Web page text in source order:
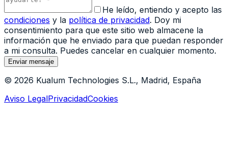
He leído, entiendo y acepto las
condiciones y la política de privacidad. Doy mi
consentimiento para que este sitio web almacene la
información que he enviado para que puedan responder
a mi consulta. Puedes cancelar en cualquier momento.
Enviar mensaje
© 2026 Kualum Technologies S.L., Madrid, España
Aviso LegalPrivacidadCookies